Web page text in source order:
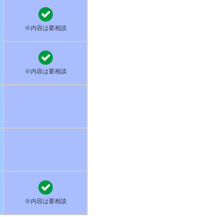
※内容は要相談
※内容は要相談
※内容は要相談